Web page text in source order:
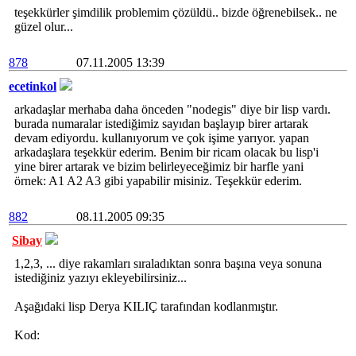
teşekkürler şimdilik problemim çözüldü.. bizde öğrenebilsek.. ne
güzel olur...
878
07.11.2005 13:39
ecetinkol
arkadaşlar merhaba daha önceden "nodegis" diye bir lisp vardı.
burada numaralar istediğimiz sayıdan başlayıp birer artarak
devam ediyordu. kullanıyorum ve çok işime yarıyor. yapan
arkadaşlara teşekkür ederim. Benim bir ricam olacak bu lisp'i
yine birer artarak ve bizim belirleyeceğimiz bir harfle yani
örnek: A1 A2 A3 gibi yapabilir misiniz. Teşekkür ederim.
882
08.11.2005 09:35
Sibay
1,2,3, ... diye rakamları sıraladıktan sonra başına veya sonuna
istediğiniz yazıyı ekleyebilirsiniz...
Aşağıdaki lisp Derya KILIÇ tarafından kodlanmıştır.
Kod: